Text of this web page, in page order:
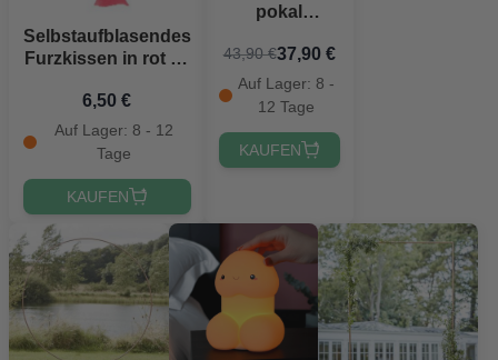
Selbstaufblasendes
Furzkissen in rot 14
6,50 €
Auf Lager: 8 - 12
Tage
KAUFEN
pokal
18,5x10 cm
43,90 €37,90 €
Auf Lager: 8 -
12 Tage
KAUFEN